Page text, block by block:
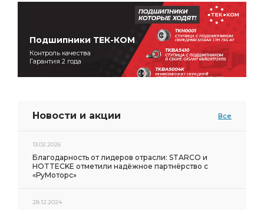
Подшипники ТЕК-КОМ
Контроль качества
Гарантия 2 года
Новости и акции Все
13.02.2026
Благодарность от лидеров отрасли: STARCO и
HOTTECKE отметили надёжное партнёрство с
«РуМоторс»
28.12.2024